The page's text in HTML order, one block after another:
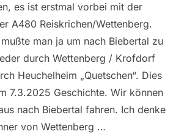
es ist erstmal vorbei mit der
A480 Reiskrichen/Wettenberg.
man ja um nach Biebertal zu
durch Wettenberg / Krofdorf
Heuchelheim „Quetschen“. Dies
7.3.2025 Geschichte. Wir können
nach Biebertal fahren. Ich denke
von Wettenberg …